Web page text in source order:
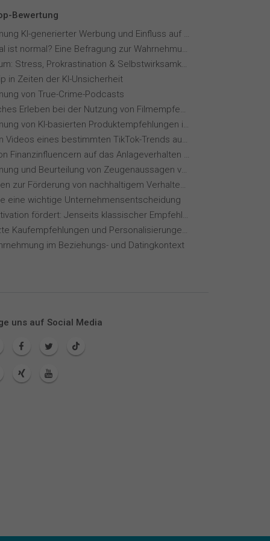
Bewertung
Wahrnehmung KI-generierter Werbung und Einfluss auf Markenvertrauen
Wie normal ist normal? Eine Befragung zur Wahrnehmung von Essverhalten
Fernstudium: Stress, Prokrastination & Selbstwirksamkeit
in Zeiten der KI-Unsicherheit
von True-Crime-Podcasts
Menschliches Erleben bei der Nutzung von Filmempfehlungssystemen
Wahrnehmung von KI-basierten Produktempfehlungen in Mode-Online-Shops
Wie wirken Videos eines bestimmten TikTok-Trends auf dich?
Einfluss von Finanzinfluencern auf das Anlageverhalten der Gen Z⁠
Wahrnehmung und Beurteilung von Zeugenaussagen vor Gericht
Maßnahmen zur Förderung von nachhaltigem Verhalten von Hotelgästen
eine wichtige Unternehmensentscheidung
Wie KI Motivation fördert: Jenseits klassischer Empfehlungssysteme
KI-gestützte Kaufempfehlungen und Personalisierungen im Online-Handel
im Beziehungs- und Datingkontext
uns auf Social Media